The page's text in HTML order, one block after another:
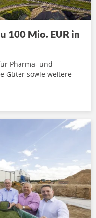
100 Mio. EUR in
Pharma- und
Güter sowie weitere